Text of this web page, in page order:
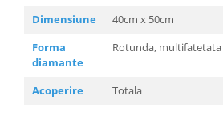
Dimensiune
40cm x 50cm
Forma
diamante
Rotunda, multifatetata
Acoperire Totala